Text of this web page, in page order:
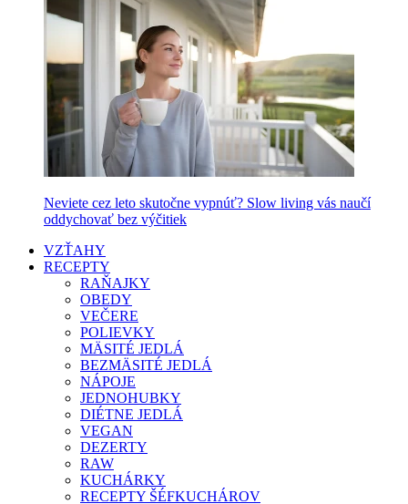
Neviete cez leto skutočne vypnúť? Slow living vás naučí
oddychovať bez výčitiek
VZŤAHY
RECEPTY
RAŇAJKY
OBEDY
VEČERE
POLIEVKY
MÄSITÉ JEDLÁ
BEZMÄSITÉ JEDLÁ
NÁPOJE
JEDNOHUBKY
DIÉTNE JEDLÁ
VEGAN
DEZERTY
RAW
KUCHÁRKY
RECEPTY ŠÉFKUCHÁROV